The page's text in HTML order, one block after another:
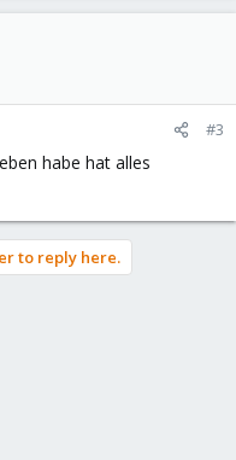
#3
habe hat alles
to reply here.